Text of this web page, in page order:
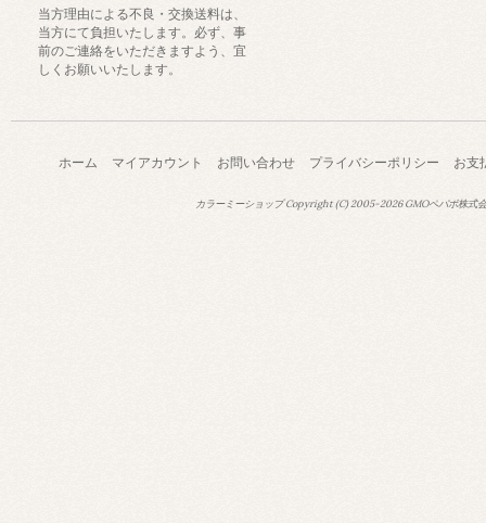
当方理由による不良・交換送料は、
当方にて負担いたします。必ず、事
前のご連絡をいただきますよう、宜
しくお願いいたします。
ホーム マイアカウント お問い合わせ プライバシーポリシー お支
カラーミーショップCopyright (C) 2005-2026GMOペパボ株式